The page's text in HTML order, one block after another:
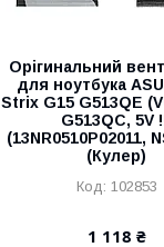
Орігинальний
для ноутбука
Strix G15 G513QE
G513QC, 5V
(13NR0510P02011,
(Кулер)
102853
1 118 ₴